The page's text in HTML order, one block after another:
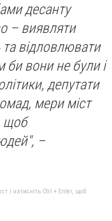
десанту
– виявляти
відловлювати
би вони не були і
депутати
мери міст
щоб
–
і натисніть Ctrl + Enter, щоб